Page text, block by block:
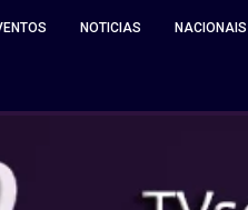
NOTICIAS NACIONAIS